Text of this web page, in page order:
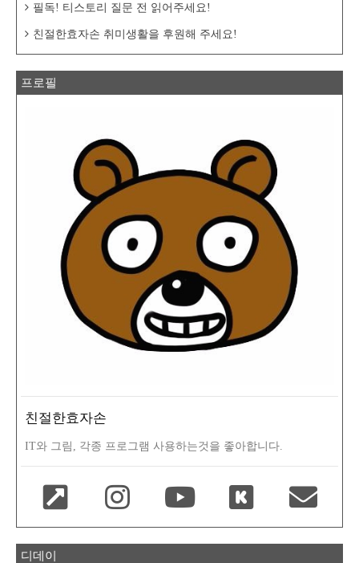
필독! 티스토리 질문 전 읽어주세요!
친절한효자손 취미생활을 후원해 주세요!
프로필
친절한효자손
IT와 그림, 각종 프로그램 사용하는것을 좋아합니다.
디데이